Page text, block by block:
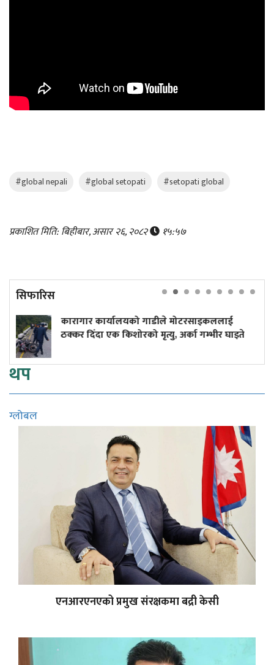
#global nepali #global setopati #setopati global
प्रकाशित मिति: बिहीबार, असार २६, २०८२ १५:५७
सिफारिस
गाडीले मोटरसाइकललाई
किशोरको मृत्यु, अर्का गम्भीर घाइते
दुर्घटनाले
कमाइले
थप
ग्लोबल
एनआरएनएको प्रमुख संरक्षकमा बद्री केसी